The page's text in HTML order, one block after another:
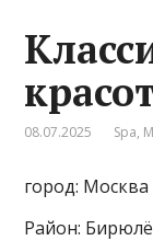
08.07.2025 Spa,
город: Москва
Район: